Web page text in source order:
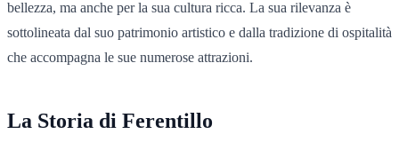
bellezza, ma anche per la sua cultura ricca. La sua rilevanza è
sottolineata dal suo patrimonio artistico e dalla tradizione di ospitalità
che accompagna le sue numerose attrazioni.
La Storia di Ferentillo